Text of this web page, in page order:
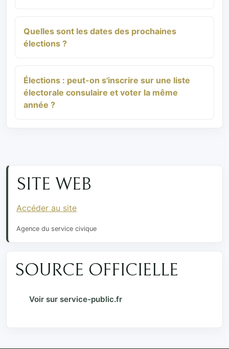
Quelles sont les dates des prochaines
élections ?
Élections : peut-on s'inscrire sur une liste
électorale consulaire et voter la même
année ?
SITE WEB
Accéder au site
Agence du service civique
SOURCE OFFICIELLE
Voir sur service-public.fr